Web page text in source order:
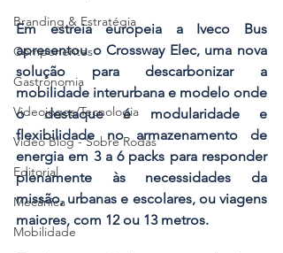
Branding & Estratégia
Componentes
Gastronomia
Videojogos/Tecnologia
Vídeo Blog - Sobre Rodas
Editorial
Mecânica
Mobilidade
Em estreia europeia a Iveco Bus
apresentou o Crossway Elec, uma nova
solução para descarbonizar a
mobilidade interurbana e modelo onde
o destaque é modularidade e
flexibilidade no armazenamento de
energia em 3 a 6 packs para responder
plenamente às necessidades da
missão, urbanas e escolares, ou viagens
maiores, com 12 ou 13 metros.